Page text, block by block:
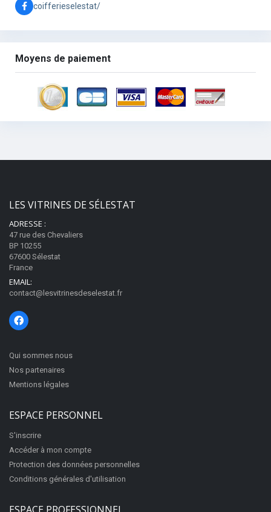
coifferieselestat/
Moyens de paiement
LES VITRINES DE SÉLESTAT
ADRESSE :
47 rue des Chevaliers
BP 10255
67600 Sélestat
France
EMAIL:
contact@lesvitrinesdeselestat.fr
Qui sommes nous
Nos partenaires
Mentions légales
ESPACE PERSONNEL
S'inscrire
Accéder à mon compte
Protection des données personnelles
Conditions générales d'utilisation